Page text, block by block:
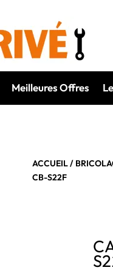
Meilleures Offres
ACCUEIL/
CB-S22F